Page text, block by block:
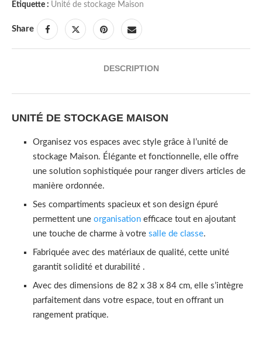
Étiquette : Unité de stockage Maison
Share
DESCRIPTION
UNITÉ DE STOCKAGE MAISON
Organisez vos espaces avec style grâce à l’unité de
stockage Maison. Élégante et fonctionnelle, elle offre
une solution sophistiquée pour ranger divers articles de
manière ordonnée.
Ses compartiments spacieux et son design épuré
permettent une organisation efficace tout en ajoutant
une touche de charme à votre salle de classe.
Fabriquée avec des matériaux de qualité, cette unité
garantit solidité et durabilité .
Avec des dimensions de 82 x 38 x 84 cm, elle s’intègre
parfaitement dans votre espace, tout en offrant un
rangement pratique.